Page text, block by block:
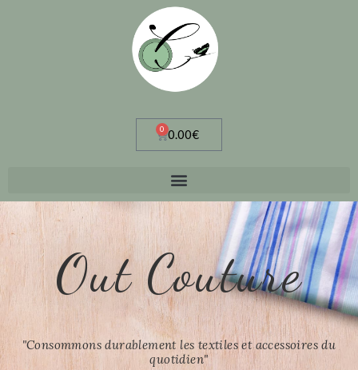
0.00€
0
Out Couture
"Consommons durablement les textiles et accessoires du
quotidien"